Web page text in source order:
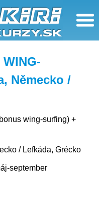
Německo /
wing-surfing) +
/ Lefkáda, Grécko
september